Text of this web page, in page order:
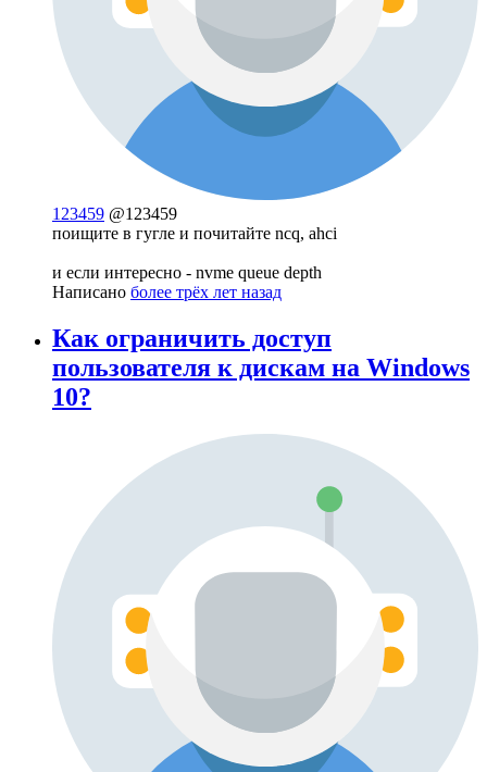
123459 @123459
поищите в гугле и почитайте ncq, ahci
и если интересно - nvme queue depth
Написано более трёх лет назад
Как ограничить доступ
пользователя к дискам на Windows
10?